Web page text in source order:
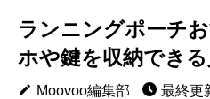
ランニングポーチ
ホや鍵を収納でき
Moovoo編集部
最終更